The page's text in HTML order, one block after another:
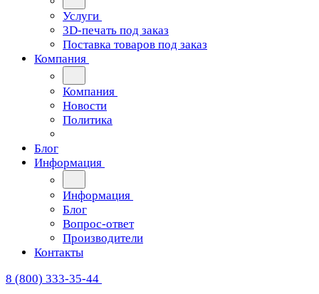
Услуги
3D-печать под заказ
Поставка товаров под заказ
Компания
Компания
Новости
Политика
Блог
Информация
Информация
Блог
Вопрос-ответ
Производители
Контакты
8 (800) 333-35-44